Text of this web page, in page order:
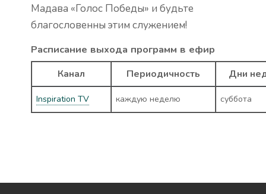
Мадава «Голос Победы» и будьте
благословенны этим служением!
Расписание выхода программ в ефир
Канал Периодичность Дни
Inspiration TV каждую неделю суббота